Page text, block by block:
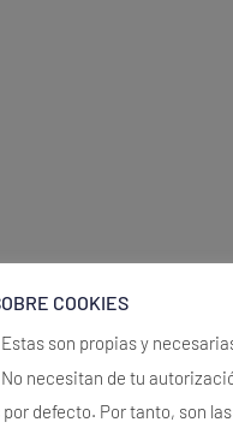
COOKIES
son propias y
necesitan de tu
defecto. Por tanto, son las